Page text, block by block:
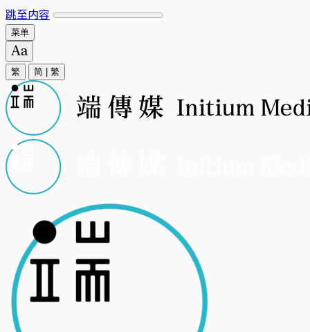
跳至内容
菜单
繁 简 繁